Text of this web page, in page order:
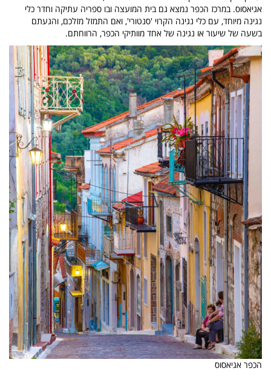
אגיאסוס. במרכז הכפר נמצא גם בית המועצה ובו ספריה עתיקה וחדר כלי
נגינה מיוחד, עם כלי נגינה הקרוי 'סנטורי', ואם התמזל מזלכם, והגעתם
בשעה של שיעור או נגינה של אחד מוותיקי הכפר, הרווחתם.
הכפר אגיאסוס